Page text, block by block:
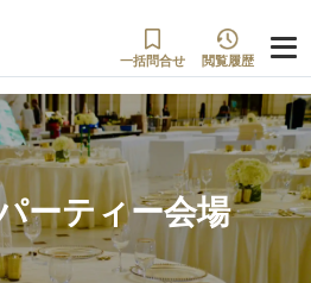
一括問合せ 閲覧履歴
ーティー会場